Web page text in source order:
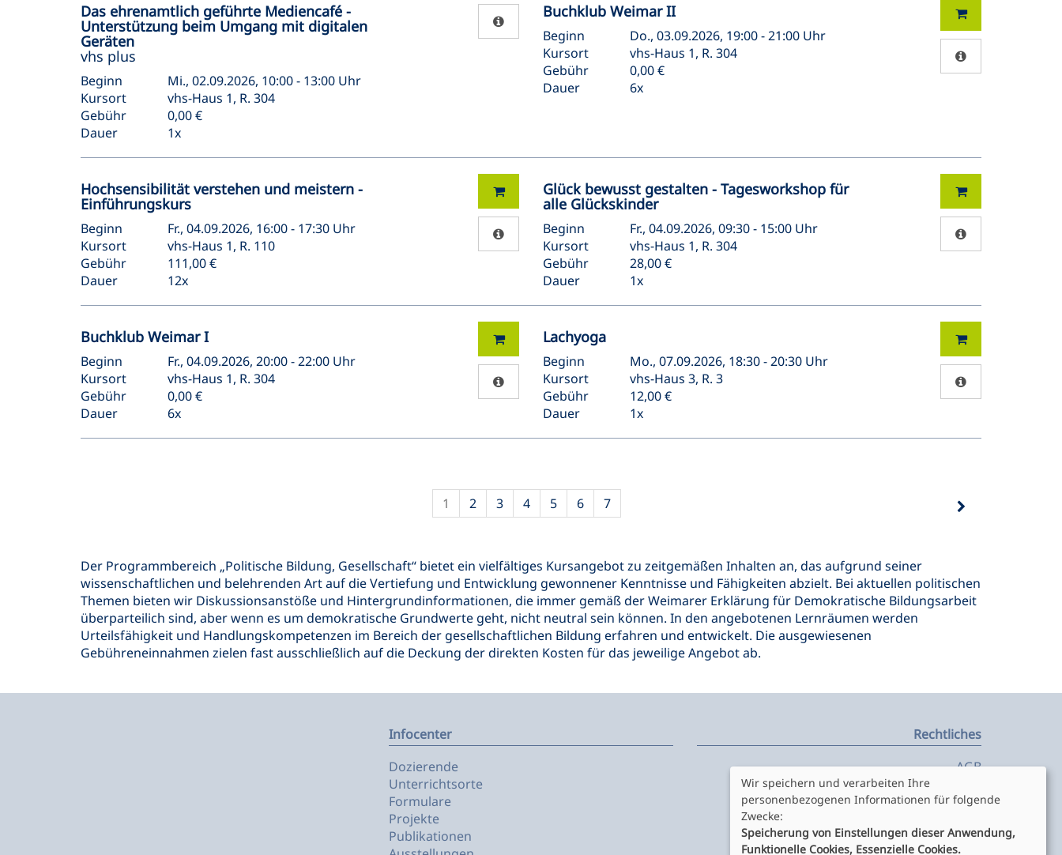
Das ehrenamtlich geführte Mediencafé -
Unterstützung beim Umgang mit digitalen
Geräten
vhs plus
Beginn
Mi., 02.09.2026, 10:00 - 13:00 Uhr
Kursort
vhs-Haus 1, R. 304
Gebühr
0,00 €
Dauer
1x
Buchklub Weimar II
Beginn
Do., 03.09.2026, 19:00 - 21:00 Uhr
Kursort
vhs-Haus 1, R. 304
Gebühr
0,00 €
Dauer
6x
Hochsensibilität verstehen und meistern -
Einführungskurs
Beginn
Fr., 04.09.2026, 16:00 - 17:30 Uhr
Kursort
vhs-Haus 1, R. 110
Gebühr
111,00 €
Dauer
12x
Glück bewusst gestalten - Tagesworkshop für
alle Glückskinder
Beginn
Fr., 04.09.2026, 09:30 - 15:00 Uhr
Kursort
vhs-Haus 1, R. 304
Gebühr
28,00 €
Dauer
1x
Buchklub Weimar I
Beginn
Fr., 04.09.2026, 20:00 - 22:00 Uhr
Kursort
vhs-Haus 1, R. 304
Gebühr
0,00 €
Dauer
6x
Lachyoga
Beginn
Mo., 07.09.2026, 18:30 - 20:30 Uhr
Kursort
vhs-Haus 3, R. 3
Gebühr
12,00 €
Dauer
1x
1 2 3 4 5 6 7
Der Programmbereich „Politische Bildung, Gesellschaft“ bietet ein vielfältiges Kursangebot zu zeitgemäßen Inhalten an, das aufgrund seiner
wissenschaftlichen und belehrenden Art auf die Vertiefung und Entwicklung gewonnener Kenntnisse und Fähigkeiten abzielt. Bei aktuellen politischen
Themen bieten wir Diskussionsanstöße und Hintergrundinformationen, die immer gemäß der Weimarer Erklärung für Demokratische Bildungsarbeit
überparteilich sind, aber wenn es um demokratische Grundwerte geht, nicht neutral sein können. In den angebotenen Lernräumen werden
Urteilsfähigkeit und Handlungskompetenzen im Bereich der gesellschaftlichen Bildung erfahren und entwickelt. Die ausgewiesenen
Gebühreneinnahmen zielen fast ausschließlich auf die Deckung der direkten Kosten für das jeweilige Angebot ab.
Infocenter
Dozierende
Unterrichtsorte
Formulare
Projekte
Publikationen
Rechtliches
AGB
Datenschutz
Satzungen und Honorarordnung
Wir speichern und verarbeiten Ihre
personenbezogenen Informationen für folgende
Zwecke:
Speicherung von Einstellungen dieser Anwendung,
Funktionelle Cookies, Essenzielle Cookies.